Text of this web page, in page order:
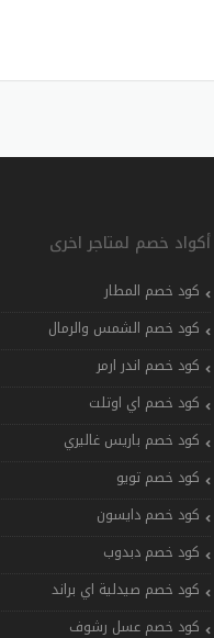
أكواد خصم لمتاجر اخرى
كود خصم المطار
كود خصم الشمس والرمال
كود خصم اندر ارمر
كود خصم اي اوتلت
كود خصم باريس غاليري
كود خصم تويو
كود خصم دايسون
كود خصم دبدوب
كود خصم صيدلية اي براند
كود خصم عسل رشوف